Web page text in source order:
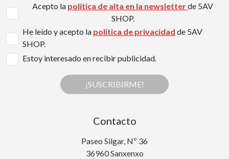
Acepto la política de alta en la newsletterde 5AV
SHOP.
He leído y acepto la política de privacidad de 5AV
SHOP.
Estoy interesado en recibir publicidad.
¡SUSCRIBIRME!
Contacto
Paseo Silgar, Nº 36
36960 Sanxenxo